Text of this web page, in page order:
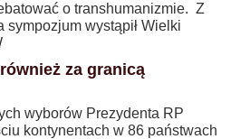
o transhumanizmie. Z
wystąpił Wielki
za granicą
wyborów Prezydenta RP
kontynentach w 86 państwach